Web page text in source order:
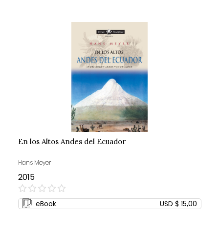
En los Altos Andes del Ecuador
Hans Meyer
2015
0%
eBook USD $ 15,00